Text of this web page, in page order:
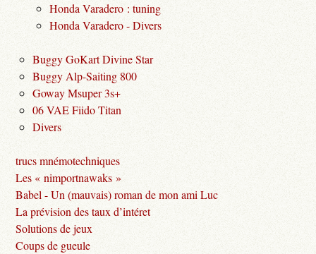
Honda Varadero : tuning
Honda Varadero - Divers
Buggy GoKart Divine Star
Buggy Alp-Saiting 800
Goway Msuper 3s+
06 VAE Fiido Titan
Divers
trucs mnémotechniques
Les « nimportnawaks »
Babel - Un (mauvais) roman de mon ami Luc
La prévision des taux d’intéret
Solutions de jeux
Coups de gueule